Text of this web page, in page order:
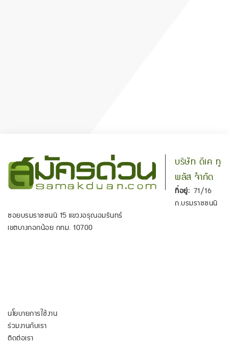
บริษัท ดีเค ทู
พลัส จำกัด
ที่อยู่: 71/16
ถ.บรมราชชนนี
ซอยบรมราชชนนี 15 แขวงอรุณอมรินทร์
เขตบางกอกน้อย กทม. 10700
นโยบายการใช้งาน
ร่วมงานกับเรา
ติดต่อเรา